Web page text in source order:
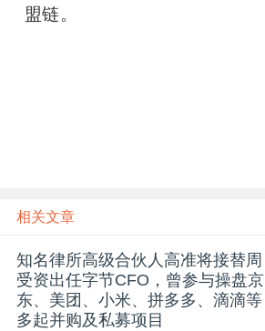
盟链。
相关文章
知名律所高级合伙人高准将接替周
受资出任字节CFO，曾参与操盘京
东、美团、小米、拼多多、滴滴等
多起并购及私募项目